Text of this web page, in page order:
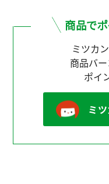
ミツカ
商品バ
ポイ
ミ